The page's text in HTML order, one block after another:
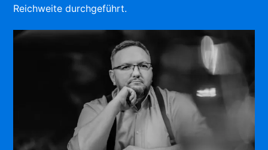
Reichweite durchgeführt.